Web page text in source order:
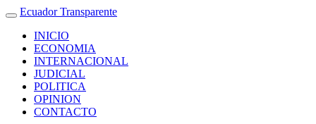
Ecuador Transparente
INICIO
ECONOMIA
INTERNACIONAL
JUDICIAL
POLITICA
OPINION
CONTACTO